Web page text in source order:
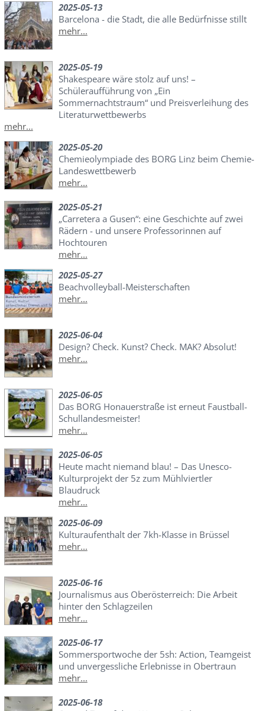
2025-05-13
Barcelona - die Stadt, die alle Bedürfnisse stillt
mehr...
2025-05-19
Shakespeare wäre stolz auf uns! –
Schüleraufführung von „Ein
Sommernachtstraum“ und Preisverleihung des
Literaturwettbewerbs
mehr...
2025-05-20
Chemieolympiade des BORG Linz beim Chemie-
Landeswettbewerb
mehr...
2025-05-21
„Carretera a Gusen“: eine Geschichte auf zwei
Rädern - und unsere Professorinnen auf
Hochtouren
mehr...
2025-05-27
Beachvolleyball-Meisterschaften
mehr...
2025-06-04
Design? Check. Kunst? Check. MAK? Absolut!
mehr...
2025-06-05
Das BORG Honauerstraße ist erneut Faustball-
Schullandesmeister!
mehr...
2025-06-05
Heute macht niemand blau! – Das Unesco-
Kulturprojekt der 5z zum Mühlviertler
Blaudruck
mehr...
2025-06-09
Kulturaufenthalt der 7kh-Klasse in Brüssel
mehr...
2025-06-16
Journalismus aus Oberösterreich: Die Arbeit
hinter den Schlagzeilen
mehr...
2025-06-17
Sommersportwoche der 5sh: Action, Teamgeist
und unvergessliche Erlebnisse in Obertraun
mehr...
2025-06-18